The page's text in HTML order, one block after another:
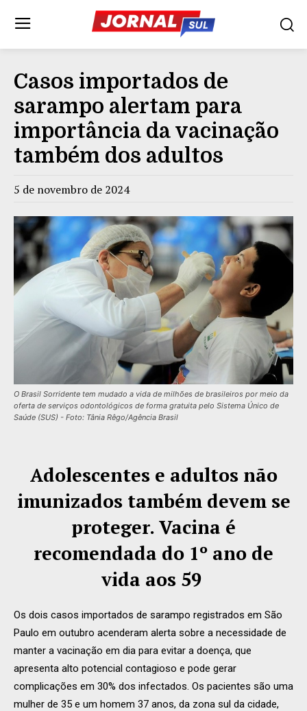
Casos importados de
sarampo alertam para
importância da vacinação
também dos adultos
5 de novembro de 2024
O Brasil Sorridente tem mudado a vida de milhões de brasileiros por meio da
oferta de serviços odontológicos de forma gratuita pelo Sistema Único de
Saúde (SUS) - Foto: Tânia Rêgo/Agência Brasil
Adolescentes e adultos não
imunizados também devem se
proteger. Vacina é
recomendada do 1º ano de
vida aos 59
Os dois casos importados de sarampo registrados em São
Paulo em outubro acenderam alerta sobre a necessidade de
manter a vacinação em dia para evitar a doença, que
apresenta alto potencial contagioso e pode gerar
complicações em 30% dos infectados. Os pacientes são uma
mulher de 35 e um homem 37 anos, da zona sul da cidade,